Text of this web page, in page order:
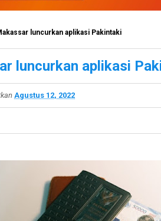
luncurkan aplikasi Pakintaki
luncurkan aplikasi
Agustus 12, 2022